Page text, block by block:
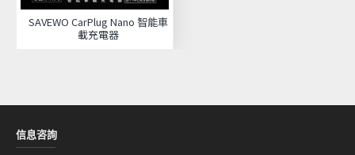
SAVEWO CarPlug Nano 智能車
載充電器
信息咨詢